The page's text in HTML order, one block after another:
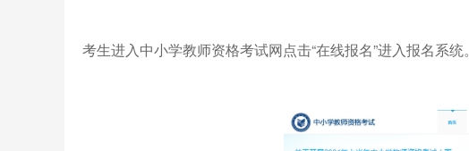
考生进入中小学教师资格考试网点击“在线报名”进入报名系统。